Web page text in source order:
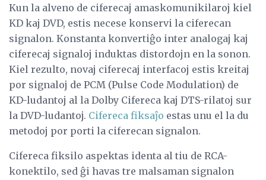
Kun la alveno de ciferecaj amaskomunikilaroj kiel
KD kaj DVD, estis necese konservi la ciferecan
signalon. Konstanta konvertiĝo inter analogaj kaj
ciferecaj signaloj induktas distordojn en la sonon.
Kiel rezulto, novaj ciferecaj interfacoj estis kreitaj
por signaloj de PCM (Pulse Code Modulation) de
KD-ludantoj al la Dolby Cifereca kaj DTS-rilatoj sur
la DVD-ludantoj. Cifereca fiksaĵo estas unu el la du
metodoj por porti la ciferecan signalon.
Cifereca fiksilo aspektas identa al tiu de RCA-
konektilo, sed ĝi havas tre malsaman signalon